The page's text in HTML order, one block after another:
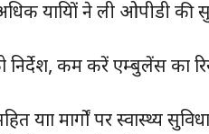
यात्रियों ने ली ओपीडी की
निर्देश, कम करें एम्बुलेंस का
यात्रा मार्गों पर